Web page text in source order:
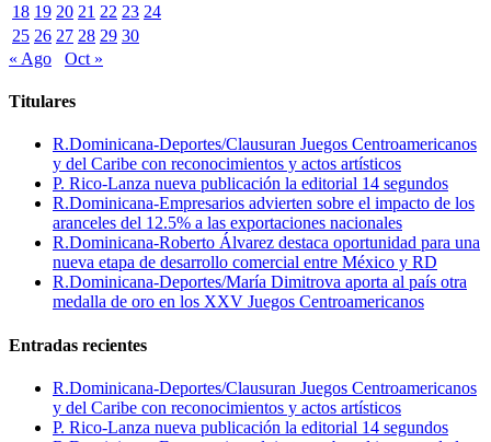
18 19 20 21 22 23 24
25 26 27 28 29 30
« Ago
Oct »
Titulares
R.Dominicana-Deportes/Clausuran Juegos Centroamericanos
y del Caribe con reconocimientos y actos artísticos
P. Rico-Lanza nueva publicación la editorial 14 segundos
R.Dominicana-Empresarios advierten sobre el impacto de los
aranceles del 12.5% a las exportaciones nacionales
R.Dominicana-Roberto Álvarez destaca oportunidad para una
nueva etapa de desarrollo comercial entre México y RD
R.Dominicana-Deportes/María Dimitrova aporta al país otra
medalla de oro en los XXV Juegos Centroamericanos
Entradas recientes
R.Dominicana-Deportes/Clausuran Juegos Centroamericanos
y del Caribe con reconocimientos y actos artísticos
P. Rico-Lanza nueva publicación la editorial 14 segundos